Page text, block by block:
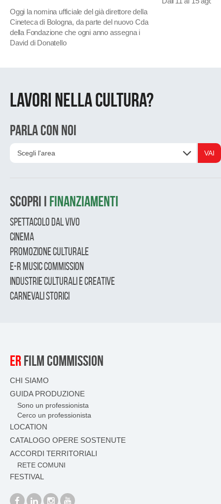
Oggi la nomina ufficiale del già direttore della
Cineteca di Bologna, da parte del nuovo Cda
della Fondazione che ogni anno assegna i
David di Donatello
Lavori nella cultura?
PARLA CON NOI
Scegli l'area VAI
SCOPRI I FINANZIAMENTI
SPETTACOLO DAL VIVO
CINEMA
PROMOZIONE CULTURALE
E-R MUSIC COMMISSION
INDUSTRIE CULTURALI E CREATIVE
CARNEVALI STORICI
ERFILM COMMISSION
CHI SIAMO
GUIDA PRODUZIONE
Sono un professionista
Cerco un professionista
LOCATION
CATALOGO OPERE SOSTENUTE
ACCORDI TERRITORIALI
RETE COMUNI
FESTIVAL